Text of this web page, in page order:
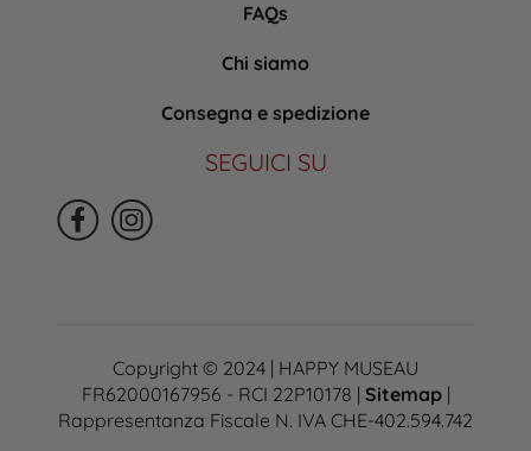
FAQs
Chi siamo
Consegna e spedizione
SEGUICI SU
Copyright © 2024 | HAPPY MUSEAU
FR62000167956 - RCI 22P10178 | Sitemap|
Rappresentanza Fiscale N. IVA CHE-402.594.742